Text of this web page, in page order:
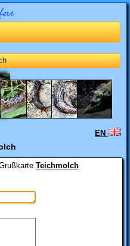
EN
Teichmolch